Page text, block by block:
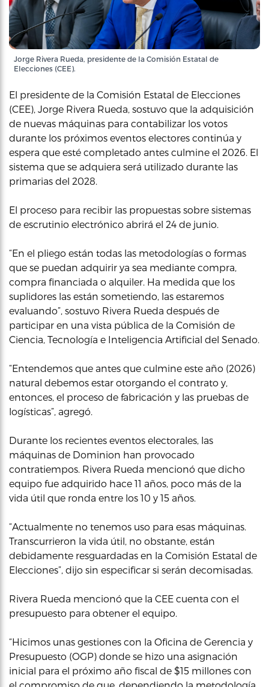
Jorge Rivera Rueda, presidente de la Comisión Estatal de
Elecciones (CEE).
El presidente de la Comisión Estatal de Elecciones
(CEE), Jorge Rivera Rueda, sostuvo que la adquisición
de nuevas máquinas para contabilizar los votos
durante los próximos eventos electores continúa y
espera que esté completado antes culmine el 2026. El
sistema que se adquiera será utilizado durante las
primarias del 2028.
El proceso para recibir las propuestas sobre sistemas
de escrutinio electrónico abrirá el 24 de junio.
“En el pliego están todas las metodologías o formas
que se puedan adquirir ya sea mediante compra,
compra financiada o alquiler. Ha medida que los
suplidores las están sometiendo, las estaremos
evaluando”, sostuvo Rivera Rueda después de
participar en una vista pública de la Comisión de
Ciencia, Tecnología e Inteligencia Artificial del Senado.
“Entendemos que antes que culmine este año (2026)
natural debemos estar otorgando el contrato y,
entonces, el proceso de fabricación y las pruebas de
logísticas”, agregó.
Durante los recientes eventos electorales, las
máquinas de Dominion han provocado
contratiempos. Rivera Rueda mencionó que dicho
equipo fue adquirido hace 11 años, poco más de la
vida útil que ronda entre los 10 y 15 años.
“Actualmente no tenemos uso para esas máquinas.
Transcurrieron la vida útil, no obstante, están
debidamente resguardadas en la Comisión Estatal de
Elecciones”, dijo sin especificar si serán decomisadas.
Rivera Rueda mencionó que la CEE cuenta con el
presupuesto para obtener el equipo.
“Hicimos unas gestiones con la Oficina de Gerencia y
Presupuesto (OGP) donde se hizo una asignación
inicial para el próximo año fiscal de $15 millones con
el compromiso de que, dependiendo la metodología